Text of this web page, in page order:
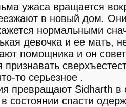
ужаса вращается
в новый дом.
нормальными
девочка и ее мать,
помощника и он
признавать
то серьезное .
превращают Sidharth
состоянии спасти